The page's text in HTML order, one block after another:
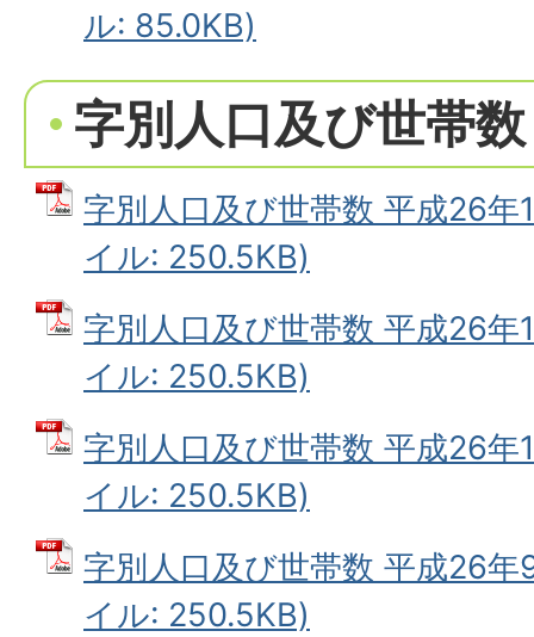
ル: 85.0KB)
字別人口及び世帯数
字別人口及び世帯数 平成26年
イル: 250.5KB)
字別人口及び世帯数 平成26年
イル: 250.5KB)
字別人口及び世帯数 平成26年
イル: 250.5KB)
字別人口及び世帯数 平成26年
イル: 250.5KB)